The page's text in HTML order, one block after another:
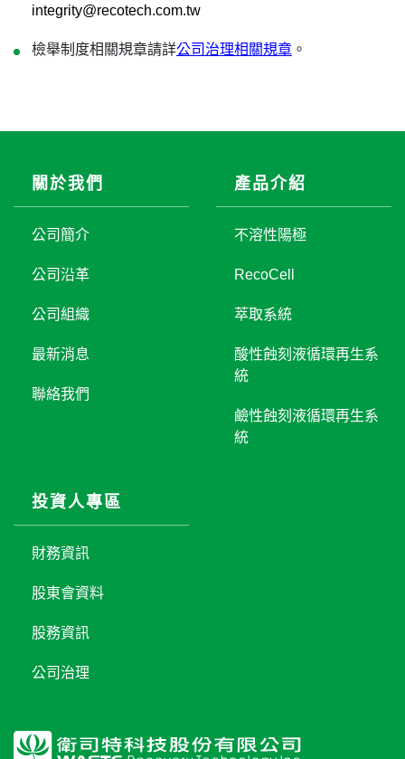
integrity@recotech.com.tw
檢舉制度相關規章請詳公司治理相關規章 。
關於我們
公司簡介
公司沿革
公司組織
最新消息
聯絡我們
產品介紹
不溶性陽極
RecoCell
萃取系統
酸性蝕刻液循環再生系
統
鹼性蝕刻液循環再生系
統
投資人專區
財務資訊
股東會資料
股務資訊
公司治理